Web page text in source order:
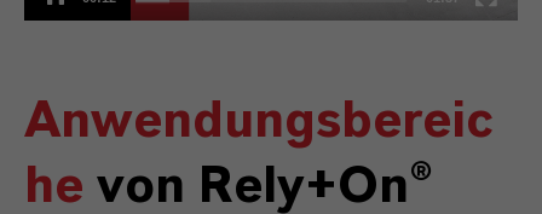
Anwendungsbereic
he von Rely+On®